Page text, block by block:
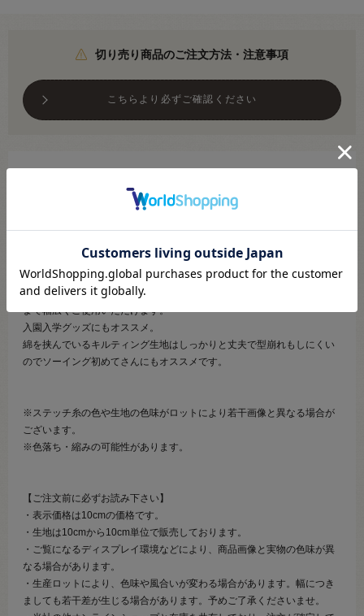
切り売り商品のご注文方法・注意事項
こちらより必ずご確認ください
時代・年代を問わず好まれる、シンプルなギンガムチェックのキルティ
ング生地です。
バッグやポーチなどの身近なグッズからカバーなどのインテリアグッズ
まで幅広くご使用いただけます。
入園入学グッズにもオススメ。
綿を挟んでいるキルティング生地はしっかりと丈夫で型崩れもしにくい
のでソーイング初めてさんにもオススメです。
※ステッチ糸の色や生地の色味がロットにより若干画像と異なる場合が
ございます。
※色落ち・縮みの可能性があります。
【ご注文前に必ずお読み下さい】
・表示価格は10cmの価格です。
・生地は10cmから10cm単位で販売しております。
・ご覧になるディスプレイ環境などにより、商品画像と実物の色味が異
なる場合があります。
・生産ロットにより、色味や風合いが変わる場合があります。幅につき
ましても若干差が生じる場合があります。予めご了承くださいませ。